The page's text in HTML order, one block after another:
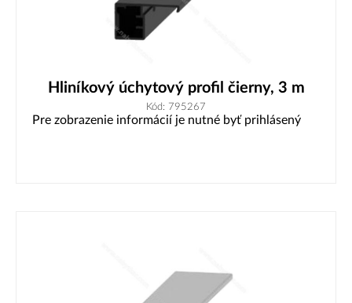
Hliníkový úchytový profil čierny, 3 m
Kód: 795267
Pre zobrazenie informácií je nutné byť prihlásený